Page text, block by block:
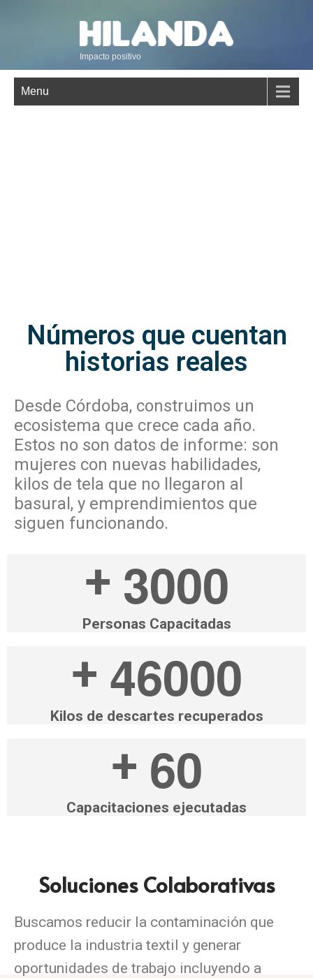
Impacto positivo
Menu
Números que cuentan
historias reales
Desde Córdoba, construimos un
ecosistema que crece cada año.
Estos no son datos de informe: son
mujeres con nuevas habilidades,
kilos de tela que no llegaron al
basural, y emprendimientos que
siguen funcionando.
+ 3000
Personas Capacitadas
+ 46000
Kilos de descartes recuperados
+ 60
Capacitaciones ejecutadas
Soluciones Colaborativas
Buscamos reducir la contaminación que
produce la industria textil y generar
oportunidades de trabajo incluyendo a